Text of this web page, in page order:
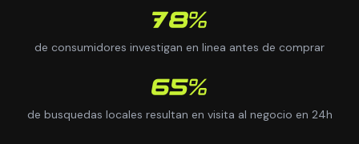
78%
de consumidores investigan en linea antes de comprar
65%
de busquedas locales resultan en visita al negocio en 24h